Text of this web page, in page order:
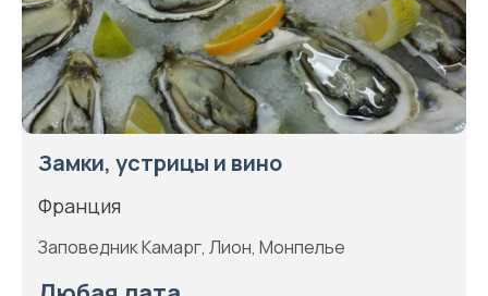
Замки, устрицы и вино
Франция
Заповедник Камарг, Лион, Монпелье